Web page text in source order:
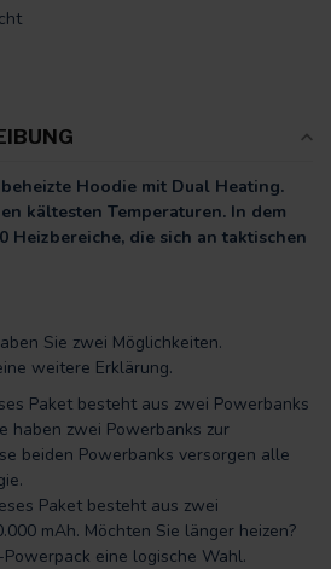
Hoodie mit Dual Heating.
kältesten Temperaturen. In dem
Heizbereiche, die sich an taktischen
Sie zwei Möglichkeiten.
weitere Erklärung.
Paket besteht aus zwei Powerbanks
haben zwei Powerbanks zur
beiden Powerbanks versorgen alle
Paket besteht aus zwei
mAh. Möchten Sie länger heizen?
eine logische Wahl.